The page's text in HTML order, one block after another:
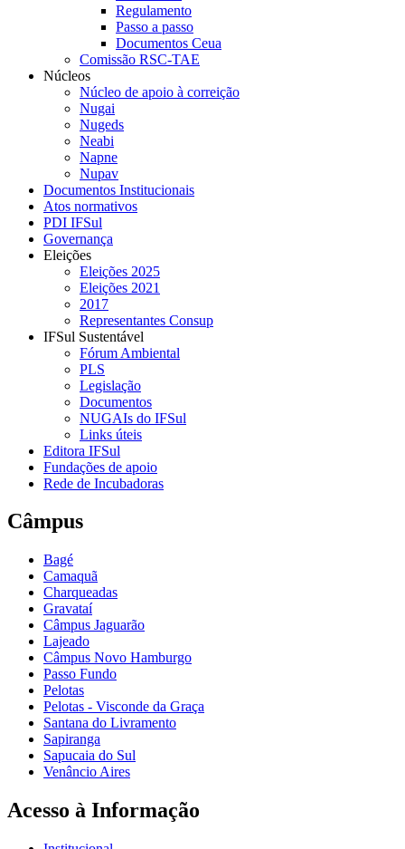
Regulamento
Passo a passo
Documentos Ceua
Comissão RSC-TAE
Núcleos
Núcleo de apoio à correição
Nugai
Nugeds
Neabi
Napne
Nupav
Documentos Institucionais
Atos normativos
PDI IFSul
Governança
Eleições
Eleições 2025
Eleições 2021
2017
Representantes Consup
IFSul Sustentável
Fórum Ambiental
PLS
Legislação
Documentos
NUGAIs do IFSul
Links úteis
Editora IFSul
Fundações de apoio
Rede de Incubadoras
Câmpus
Bagé
Camaquã
Charqueadas
Gravataí
Câmpus Jaguarão
Lajeado
Câmpus Novo Hamburgo
Passo Fundo
Pelotas
Pelotas - Visconde da Graça
Santana do Livramento
Sapiranga
Sapucaia do Sul
Venâncio Aires
Acesso à Informação